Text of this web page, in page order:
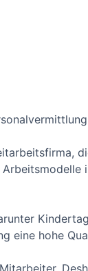
eine hohe